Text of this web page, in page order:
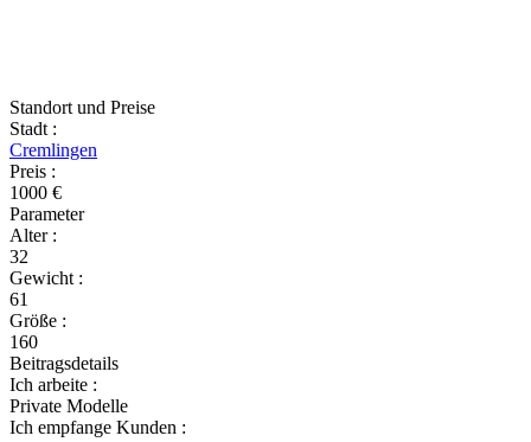
Standort und Preise
Stadt :
Cremlingen
Preis :
1000 €
Parameter
Alter :
32
Gewicht :
61
Größe :
160
Beitragsdetails
Ich arbeite :
Private Modelle
Ich empfange Kunden :